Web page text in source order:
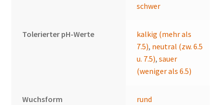
schwer
Tolerierter pH-Werte
kalkig (mehr als
7.5), neutral (zw. 6.5
u. 7.5),sauer
(weniger als 6.5)
Wuchsform rund